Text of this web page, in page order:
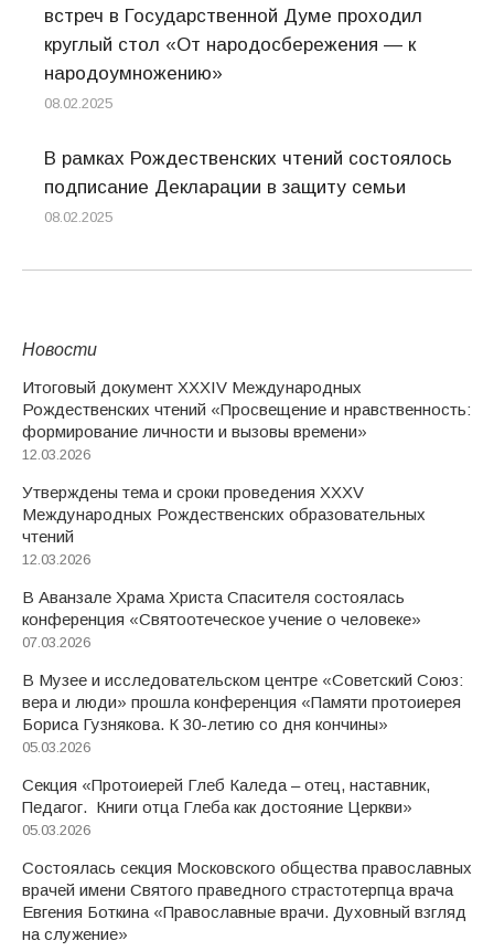
встреч в Государственной Думе проходил
круглый стол «От народосбережения — к
народоумножению»
08.02.2025
В рамках Рождественских чтений состоялось
подписание Декларации в защиту семьи
08.02.2025
Новости
Итоговый документ XXХIV Международных
Рождественских чтений «Просвещение и нравственность:
формирование личности и вызовы времени»
12.03.2026
Утверждены тема и сроки проведения XXXV
Международных Рождественских образовательных
чтений
12.03.2026
В Аванзале Храма Христа Спасителя состоялась
конференция «Святоотеческое учение о человеке»
07.03.2026
В Музее и исследовательском центре «Советский Союз:
вера и люди» прошла конференция «Памяти протоиерея
Бориса Гузнякова. К 30-летию со дня кончины»
05.03.2026
Секция «Протоиерей Глеб Каледа – отец, наставник,
Педагог. Книги отца Глеба как достояние Церкви»
05.03.2026
Состоялась секция Московского общества православных
врачей имени Святого праведного страстотерпца врача
Евгения Боткина «Православные врачи. Духовный взгляд
на служение»